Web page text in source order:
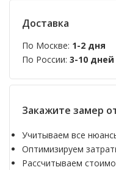
Доставка
По Москве: 1-2 дня
По России: 3-10 дней
Закажите замер
Учитываем все
Оптимизируем
Рассчитываем